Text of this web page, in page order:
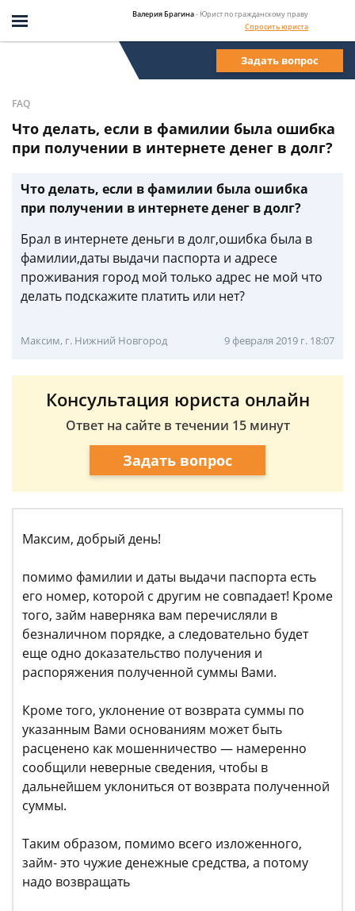
Валерия Брагина- Юрист по гражданскому праву
Спросить юриста
Задать вопрос
FAQ
Что делать, если в фамилии была ошибка
при получении в интернете денег в долг?
Что делать, если в фамилии была ошибка
при получении в интернете денег в долг?
Брал в интернете деньги в долг,ошибка была в
фамилии,даты выдачи паспорта и адресе
проживания город мой только адрес не мой что
делать подскажите платить или нет?
Максим, г. Нижний Новгород 9 февраля 2019 г. 18:07
Консультация юриста онлайн
Ответ на сайте в течении 15 минут
Задать вопрос
Максим, добрый день!
помимо фамилии и даты выдачи паспорта есть
его номер, которой с другим не совпадает! Кроме
того, займ наверняка вам перечисляли в
безналичном порядке, а следовательно будет
еще одно доказательство получения и
распоряжения полученной суммы Вами.
Кроме того, уклонение от возврата суммы по
указанным Вами основаниям может быть
расценено как мошенничество — намеренно
сообщили неверные сведения, чтобы в
дальнейшем уклониться от возврата полученной
суммы.
Таким образом, помимо всего изложенного,
займ- это чужие денежные средства, а потому
надо возвращать